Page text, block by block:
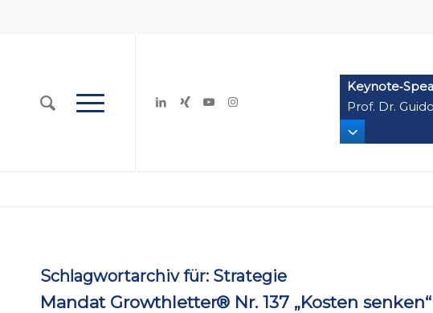
Prof. Dr.
Schlagwortarchiv für: Strategie
Mandat Growthletter® Nr. 137 „Kosten